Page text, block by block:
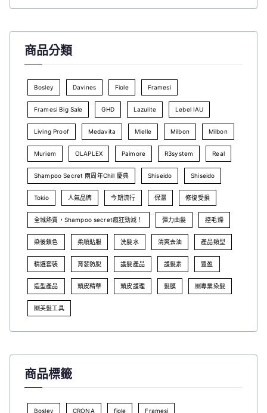
商品分類
Bosley Davines Fiole Framesi
Framesi Big Sale GHD Lazulite Lebel IAU
Living Proof Medavita Mielle Milbon Milbon
Muriem OLAPLEX Paimore R3system Real
Shampoo Secret 兩周年Chill 慶典 Shiseido Shiseido
Tokio 人氣品牌 今期流行 保濕 修復受損
全城熱賣，Shampoo secret瘋狂勁減！ 彈力曲髮 控毛燥
染後鎖色 柔順貼服 洗髮水 清爽去油 產品類型
精選套裝 育發防脫 護髮產品 護髮素 豐盈
造型產品 頭皮精華 頭皮護理 髮膜 🆕專業染髮
🆕美髮工具
商品標籤
Bosley CRONA fiole Framesi